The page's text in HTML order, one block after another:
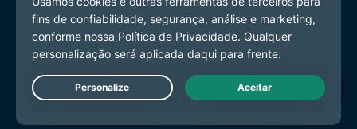
Programs
Partner with Us
Parceria
Afiliados
Influenciadores
Live Chat